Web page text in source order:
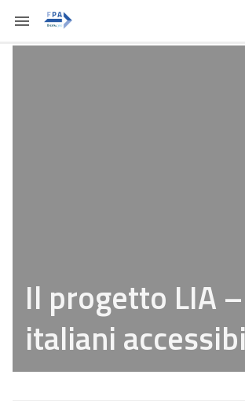
Il progetto LIA
italiani